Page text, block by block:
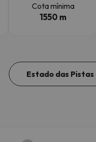
Cota mínima
1550 m
Estado das